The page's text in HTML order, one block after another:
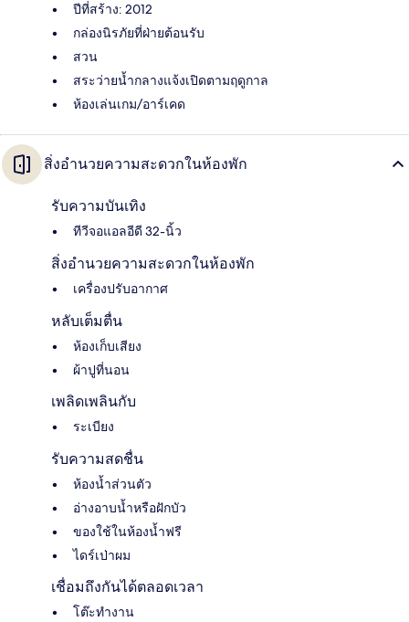
ปีที่สร้าง: 2012
กล่องนิรภัยที่ฝ่ายต้อนรับ
สวน
สระว่ายน้ำกลางแจ้งเปิดตามฤดูกาล
ห้องเล่นเกม/อาร์เคด
สิ่งอำนวยความสะดวกในห้องพัก
รับความบันเทิง
ทีวีจอแอลอีดี 32-นิ้ว
สิ่งอำนวยความสะดวกในห้องพัก
เครื่องปรับอากาศ
หลับเต็มตื่น
ห้องเก็บเสียง
ผ้าปูที่นอน
เพลิดเพลินกับ
ระเบียง
รับความสดชื่น
ห้องน้ำส่วนตัว
อ่างอาบน้ำหรือฝักบัว
ของใช้ในห้องน้ำฟรี
ไดร์เป่าผม
เชื่อมถึงกันได้ตลอดเวลา
โต๊ะทำงาน